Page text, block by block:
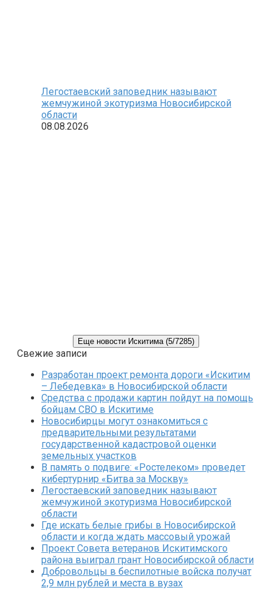
Легостаевский заповедник называют
жемчужиной экотуризма Новосибирской
области
08.08.2026
Еще новости Искитима (5/7285)
Свежие записи
Разработан проект ремонта дороги «Искитим
– Лебедевка» в Новосибирской области
Средства с продажи картин пойдут на помощь
бойцам СВО в Искитиме
Новосибирцы могут ознакомиться с
предварительными результатами
государственной кадастровой оценки
земельных участков
В память о подвиге: «Ростелеком» проведет
кибертурнир «Битва за Москву»
Легостаевский заповедник называют
жемчужиной экотуризма Новосибирской
области
Где искать белые грибы в Новосибирской
области и когда ждать массовый урожай
Проект Совета ветеранов Искитимского
района выиграл грант Новосибирской области
Добровольцы в беспилотные войска получат
2,9 млн рублей и места в вузах